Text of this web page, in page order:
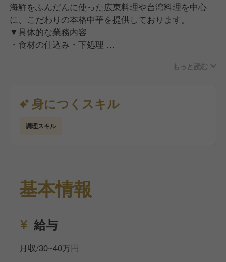
海鮮をふんだんに使った広東料理や台湾料理を中心
に、こだわりの本格中華を提供しております。
▼具体的な業務内容
・食材の仕込み・下処理
・納品の確認作業
・キッチンの衛生管理・清掃
・メニュー提案
もっと読む
身につくスキル
調理スキル
基本情報
給与
月収/30~40万円